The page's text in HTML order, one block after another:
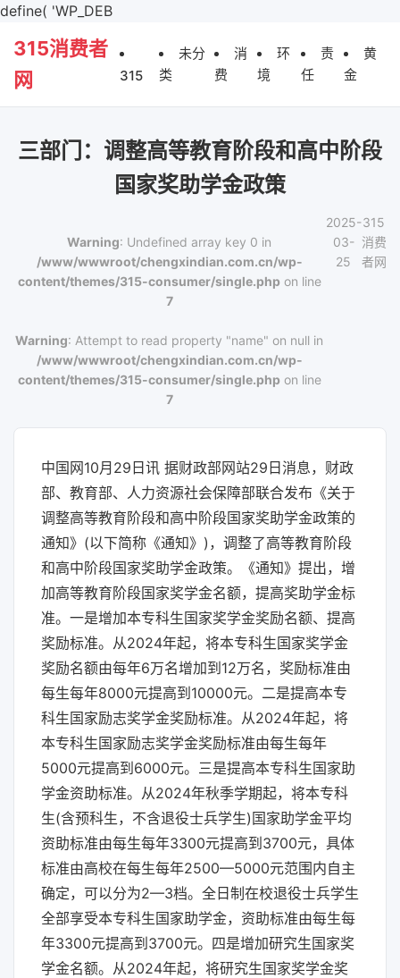
define( 'WP_DEB
315消费者
网
315
未分
类
消
费
环
境
责
任
黄
金
三部门：调整高等教育阶段和高中阶段
国家奖助学金政策
Warning: Undefined array key 0 in
/www/wwwroot/chengxindian.com.cn/wp-
content/themes/315-consumer/single.phpon line
7
Warning: Attempt to read property "name" on null in
/www/wwwroot/chengxindian.com.cn/wp-
content/themes/315-consumer/single.phpon line
7
2025-
03-
25
315
消费
者网
中国网10月29日讯 据财政部网站29日消息，财政
部、教育部、人力资源社会保障部联合发布《关于
调整高等教育阶段和高中阶段国家奖助学金政策的
通知》(以下简称《通知》)，调整了高等教育阶段
和高中阶段国家奖助学金政策。《通知》提出，增
加高等教育阶段国家奖学金名额，提高奖助学金标
准。一是增加本专科生国家奖学金奖励名额、提高
奖励标准。从2024年起，将本专科生国家奖学金
奖励名额由每年6万名增加到12万名，奖励标准由
每生每年8000元提高到10000元。二是提高本专
科生国家励志奖学金奖励标准。从2024年起，将
本专科生国家励志奖学金奖励标准由每生每年
5000元提高到6000元。三是提高本专科生国家助
学金资助标准。从2024年秋季学期起，将本专科
生(含预科生，不含退役士兵学生)国家助学金平均
资助标准由每生每年3300元提高到3700元，具体
标准由高校在每生每年2500—5000元范围内自主
确定，可以分为2—3档。全日制在校退役士兵学生
全部享受本专科生国家助学金，资助标准由每生每
年3300元提高到3700元。四是增加研究生国家奖
学金名额。从2024年起，将研究生国家奖学金奖